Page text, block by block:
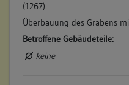
(1267)
Überbauung des Grabens
Betroffene Gebäudeteile:
keine